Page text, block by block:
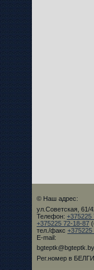
© Наш адрес:
ул.Советская, 61/
Телефон: +375225
+375225 72-18-87
тел./факс
E-mail:
bgteptk@bgteptk.by
Рег.номер в